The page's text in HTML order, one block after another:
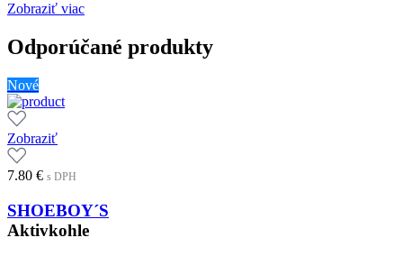
Zobraziť viac
Odporúčané produkty
Nové
Zobraziť
7.80 € s DPH
SHOEBOY´S
Aktivkohle